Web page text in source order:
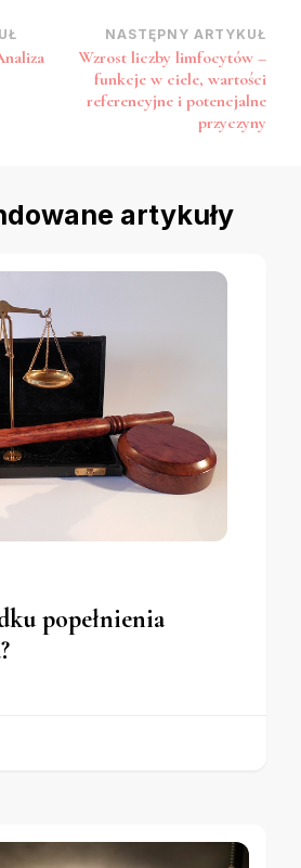
NASTĘPNY ARTYKUŁ
Wzrost liczby limfocytów –
funkcje w ciele, wartości
referencyjne i potencjalne
przyczyny
artykuły
popełnienia